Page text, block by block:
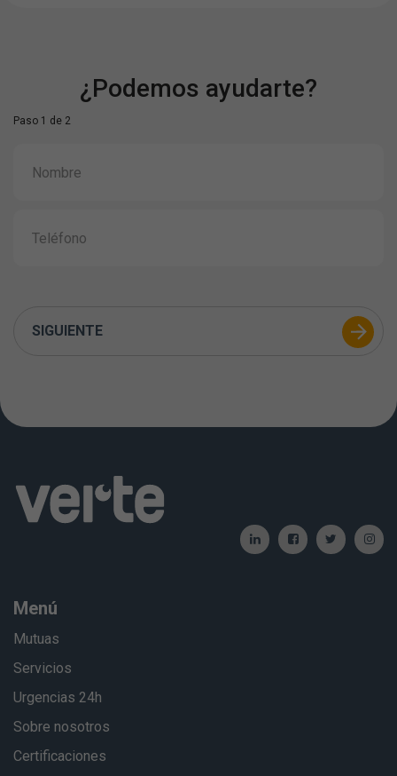
¿Podemos ayudarte?
Paso 1 de 2
SIGUIENTE
Menú
Mutuas
Servicios
Urgencias 24h
Sobre nosotros
Certificaciones